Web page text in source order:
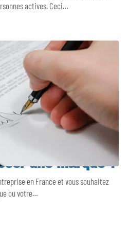
actives. Ceci…
une marque ?
en France et vous souhaitez
ou votre…